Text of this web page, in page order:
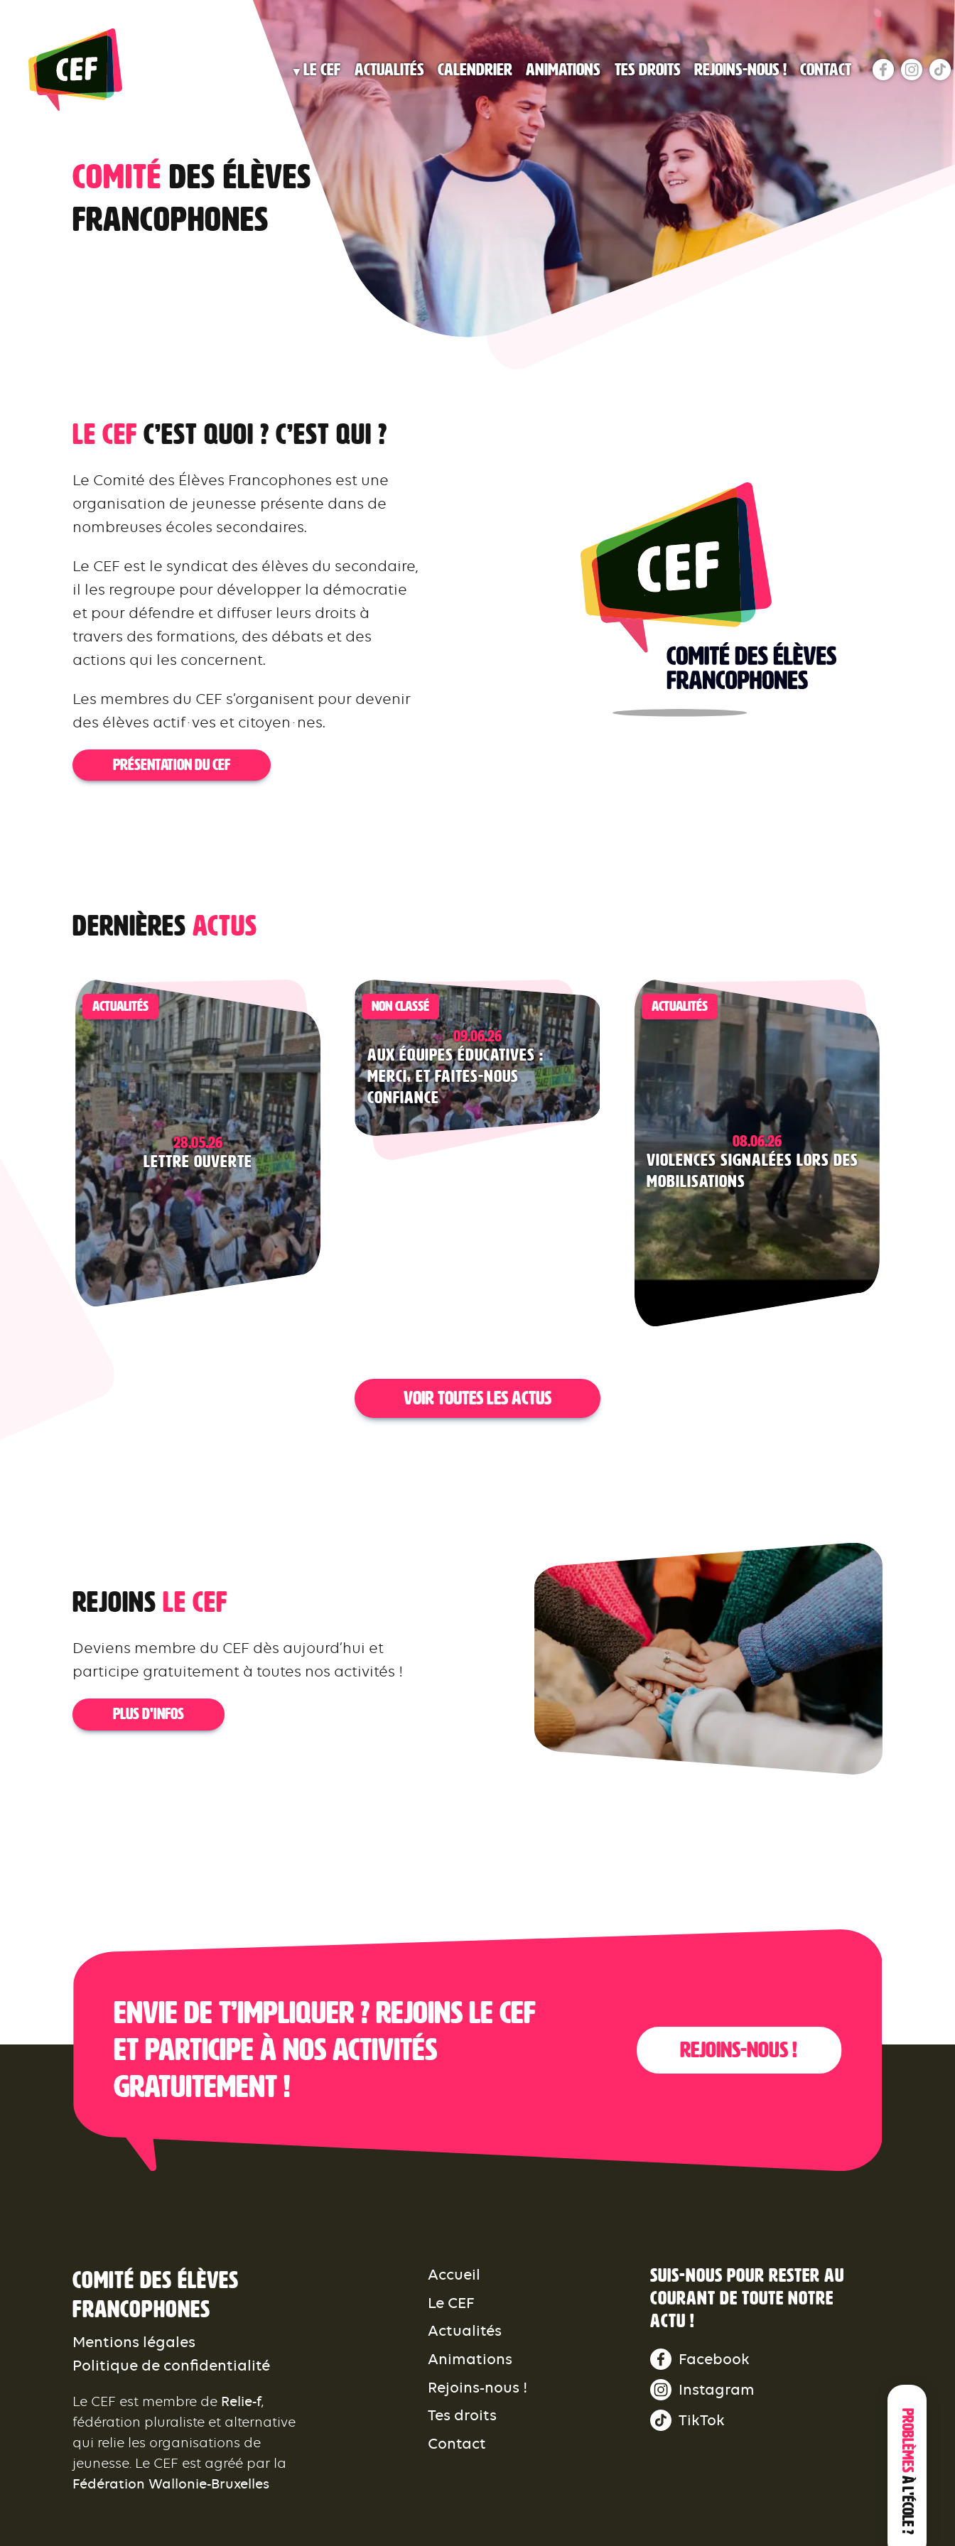
content
Le CEF Actualités Calendrier Animations Tes droits Rejoins-nous ! Contact
Problèmes
à l'école ?
Comité des élèves
francophones
Le CEF c’est quoi ? C’est qui ?
Le Comité des Élèves Francophones est une
organisation de jeunesse présente dans de
nombreuses écoles secondaires.
Le CEF est le syndicat des élèves du secondaire,
il les regroupe pour développer la démocratie
et pour défendre et diffuser leurs droits à
travers des formations, des débats et des
actions qui les concernent.
Les membres du CEF s’organisent pour devenir
des élèves actif·ves et citoyen·nes.
PRÉSENTATION DU CEF
Dernières Actus
ACTUALITÉS
28.05.26
Lettre ouverte
NON CLASSÉ
09.06.26
Aux équipes éducatives :
merci, et faites-nous
confiance
ACTUALITÉS
08.06.26
Violences signalées lors des
mobilisations
VOIR TOUTES LES ACTUS
Rejoins le CEF
Deviens membre du CEF dès aujourd’hui et
participe gratuitement à toutes nos activités !
PLUS D'INFOS
Envie de t’impliquer ? Rejoins le CEF
et participe à nos activités
gratuitement !
Rejoins-nous !
Comité des élèves
francophones
Mentions légales
Politique de confidentialité
Le CEF est membre de Relie-f,
fédération pluraliste et alternative
qui relie les organisations de
jeunesse. Le CEF est agréé par la
Fédération Wallonie-Bruxelles
Accueil
Le CEF
Actualités
Animations
Rejoins-nous !
Tes droits
Contact
Suis-nous pour rester au
courant de toute notre
actu !
Facebook
Instagram
TikTok